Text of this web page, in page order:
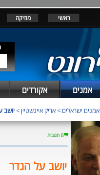
ראשי מוזיקה
אמנים אקורדים
אמנים ישראלים >אריק איינשטיין>יושב
8 תגובות
יושב על הגדר